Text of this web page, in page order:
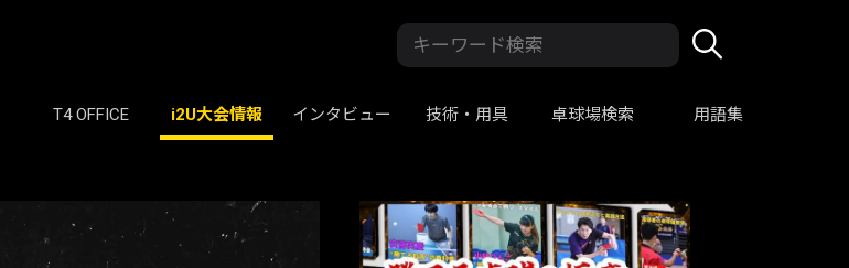
T4 OFFICE i2U大会情報 インタビュー 技術・用具 卓球場検索 用語集